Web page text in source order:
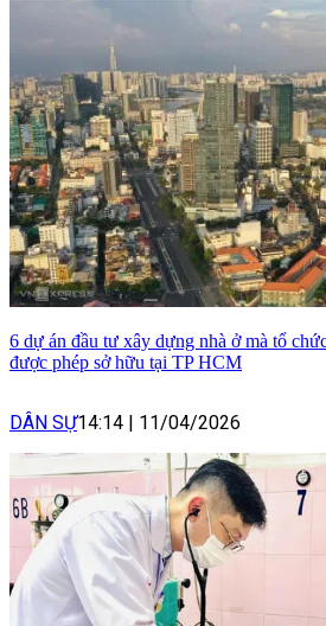
6 dự án đầu tư xây dựng nhà ở mà tổ
được phép sở hữu tại TP HCM
DÂN SỰ14:14 11/04/2026